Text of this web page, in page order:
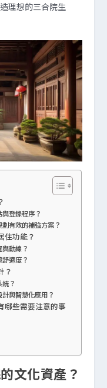
理想的三合院生
登錄程序？
有效的補強方案？
住功能？
動線？
適度？
？
？
與智慧化應用？
哪些需要注意的事
文化資產？